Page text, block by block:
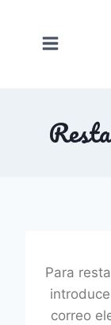
contenido
Para
correo